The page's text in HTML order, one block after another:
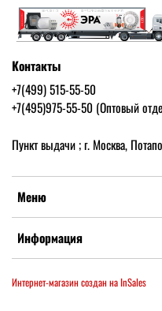
Меню
Информация
Контакты
+7(499) 515-55-50
+7(495)975-55-50 (Оптовый
Пункт выдачи ; г. Москва,
Интернет-магазин создан на InSales